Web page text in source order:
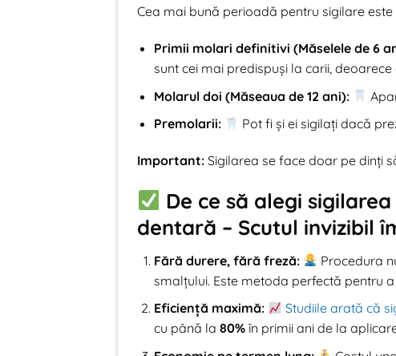
Cea mai bună perioadă pentru sigilare
Primii molari definitivi (Măselele de 6
sunt cei mai predispuși la carii,
Molarul doi (Măseaua de 12 ani):
Premolarii:
Pot fi și ei sigilați dacă
Important: Sigilarea se face doar pe dinți
De ce să alegi
dentară – Scutul invizibil
Fără durere, fără freză:
Procedura
smalțului. Este metoda perfectă pentru
Eficiență maximă:
Studiile arată că
cu până la 80%în primii ani de la